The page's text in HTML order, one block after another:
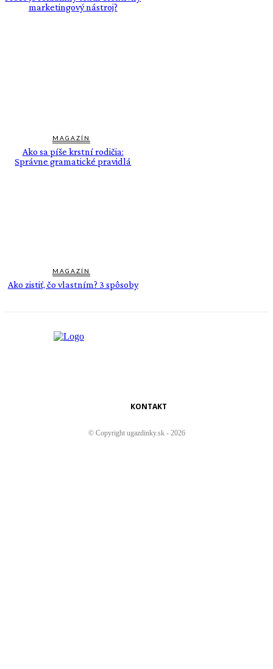
marketingový nástroj?
MAGAZÍN
Ako sa píše krstní rodičia:
Správne gramatické pravidlá
MAGAZÍN
Ako zistiť, čo vlastním? 3 spôsoby
KONTAKT
© Copyright ugazdinky.sk - 2026